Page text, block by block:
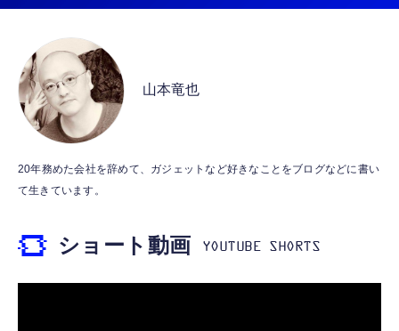
￥2,199
MFi認証 【ハイレゾ音質】 内蔵DAC 遅延な
し 48ビット/96KHz 音量調節対応
【HIFI音質】iphone イヤホンジャック ライ
￥999
ット）
￥53,900
霊界コミュニケーションロボット BAKETAN
ジングベース付き ロペット 充電ベース付き
山本竜也
20年務めた会社を辞めて、ガジェットなど好きなことをブログなどに書い
て生きています。
ショート動画